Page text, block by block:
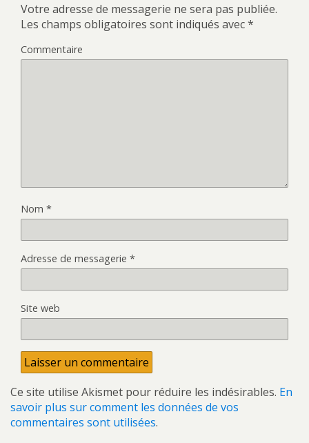
Votre adresse de messagerie ne sera pas publiée.
Les champs obligatoires sont indiqués avec*
Commentaire
Nom *
Adresse de messagerie *
Site web
Ce site utilise Akismet pour réduire les indésirables. En
savoir plus sur comment les données de vos
commentaires sont utilisées.